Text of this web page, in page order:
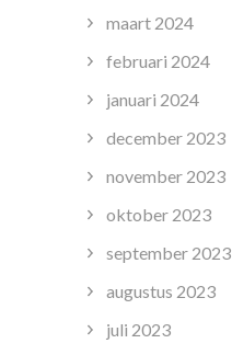
maart 2024
februari 2024
januari 2024
december 2023
november 2023
oktober 2023
september 2023
augustus 2023
juli 2023